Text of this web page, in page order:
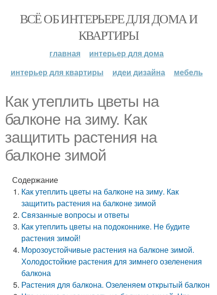
ВСЁ ОБ ИНТЕРЬЕРЕ ДЛЯ ДОМА И
КВАРТИРЫ
главная
интерьер для дома
интерьер для квартиры
идеи дизайна мебель
Как утеплить цветы на
балконе на зиму. Как
защитить растения на
балконе зимой
Содержание
Как утеплить цветы на балконе на зиму. Как
защитить растения на балконе зимой
Связанные вопросы и ответы
Как утеплить цветы на подоконнике. Не будите
растения зимой!
Морозоустойчивые растения на балконе зимой.
Холодостойкие растения для зимнего озеленения
балкона
Растения для балкона. Озеленяем открытый балкон